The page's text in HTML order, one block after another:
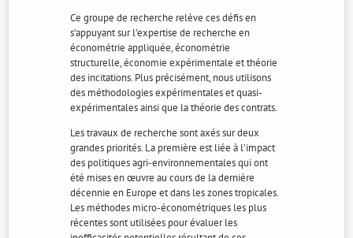
Ce groupe de recherche relève ces défis en
s’appuyant sur l’expertise de recherche en
économétrie appliquée, économétrie
structurelle, économie expérimentale et théorie
des incitations. Plus précisément, nous utilisons
des méthodologies expérimentales et quasi-
expérimentales ainsi que la théorie des contrats.
Les travaux de recherche sont axés sur deux
grandes priorités. La première est liée à l’impact
des politiques agri-environnementales qui ont
été mises en œuvre au cours de la dernière
décennie en Europe et dans les zones tropicales.
Les méthodes micro-économétriques les plus
récentes sont utilisées pour évaluer les